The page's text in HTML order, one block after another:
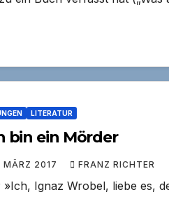
LITERATUR
bin ein Mörder
MÄRZ 2017 FRANZ RICHTER
Ignaz Wrobel, liebe es,